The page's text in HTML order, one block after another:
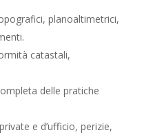
planoaltimetrici,
catastali,
delle pratiche
e d’ufficio, perizie,